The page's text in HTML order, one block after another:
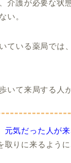
介護が必要な状
い。
ている薬局では
いて来局する人
元気だった人が
取りに来るように